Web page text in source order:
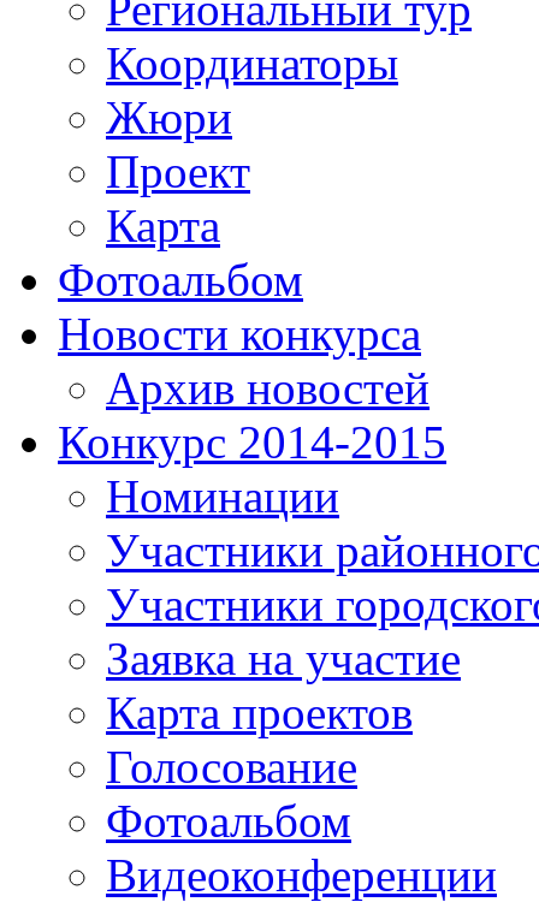
Координаторы
Жюри
Проект
Карта
Фотоальбом
Новости конкурса
Архив новостей
Конкурс 2014-2015
Номинации
Участники
Участники
Заявка на участие
Карта проектов
Голосование
Фотоальбом
Видеоконференции